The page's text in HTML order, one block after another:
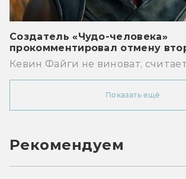
Создатель «Чудо-человека»
прокомментировал отмену
Кевин Файги не виноват,
Показать ещё
Рекомендуем